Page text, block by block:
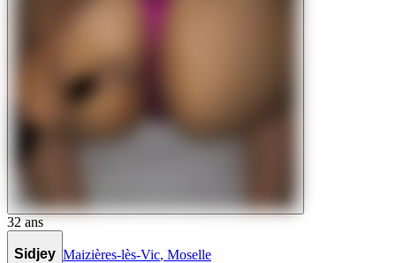
32 ans
Sidjey Maizières-lès-Vic Moselle